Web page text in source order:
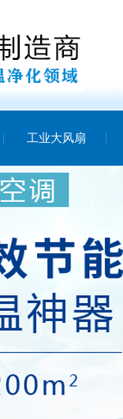
工业大风扇